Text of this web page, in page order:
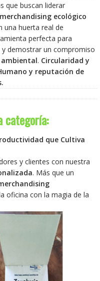
que buscan liderar
merchandising ecológico
huerta real de
perfecta para
y demostrar un compromiso
. Circularidad y
y reputación de
que Cultiva
y clientes con nuestra
. Más que un
oficina con la magia de la